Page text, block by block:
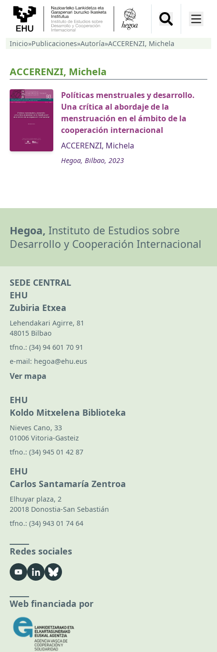
Inicio»Publicaciones»Autoría»ACCERENZI, Michela
ACCERENZI, Michela
Políticas menstruales y desarrollo.
Una crítica al abordaje de la
menstruación en el ámbito de la
cooperación internacional
ACCERENZI, Michela
Hegoa, Bilbao, 2023
Hegoa, Instituto de Estudios sobre
Desarrollo y Cooperación Internacional
SEDE CENTRAL
EHU
Zubiria Etxea
Lehendakari Agirre, 81
48015 Bilbao
tfno.: (34) 94 601 70 91
e-mail: hegoa@ehu.eus
Ver mapa
EHU
Koldo Mitxelena Biblioteka
Nieves Cano, 33
01006 Vitoria-Gasteiz
tfno.: (34) 945 01 42 87
EHU
Carlos Santamaría Zentroa
Elhuyar plaza, 2
20018 Donostia-San Sebastián
tfno.: (34) 943 01 74 64
Redes sociales
Web financiada por